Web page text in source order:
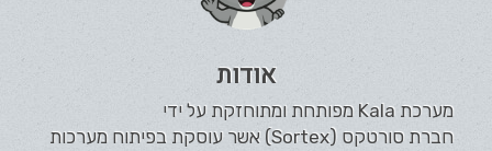
אודות
מערכת Kala מפותחת ומתוחזקת על ידי
חברת סורטקס (Sortex) אשר עוסקת בפיתוח מערכות